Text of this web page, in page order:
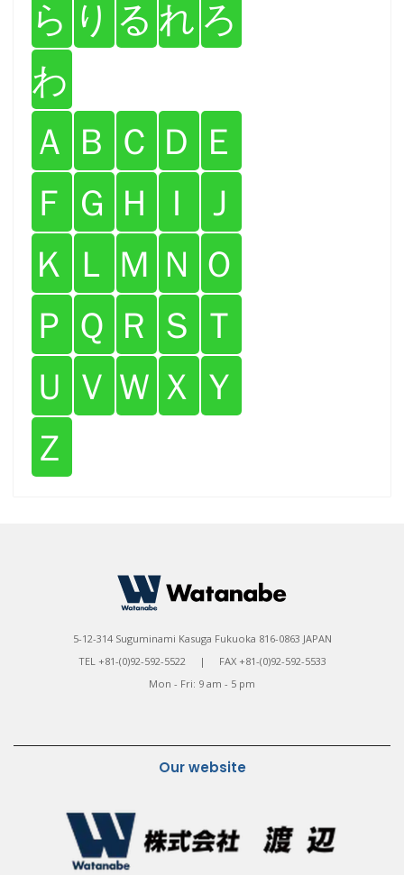
ら り る れ ろ
わ
Ａ Ｂ Ｃ Ｄ Ｅ
Ｆ Ｇ Ｈ Ｉ
Ｊ
Ｋ Ｌ Ｍ Ｎ Ｏ
Ｐ Ｑ Ｒ Ｓ Ｔ
Ｕ Ｖ Ｗ Ｘ Ｙ
Ｚ
5-12-314 Suguminami Kasuga Fukuoka 816-0863 JAPAN
TEL +81-(0)92-592-5522 | FAX +81-(0)92-592-5533
Mon - Fri: 9 am - 5 pm
Our website